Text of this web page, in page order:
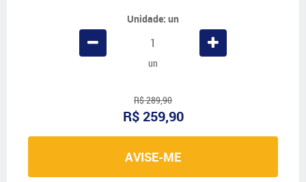
Unidade: un
un
R$ 289,90
R$ 259,90
AVISE-ME